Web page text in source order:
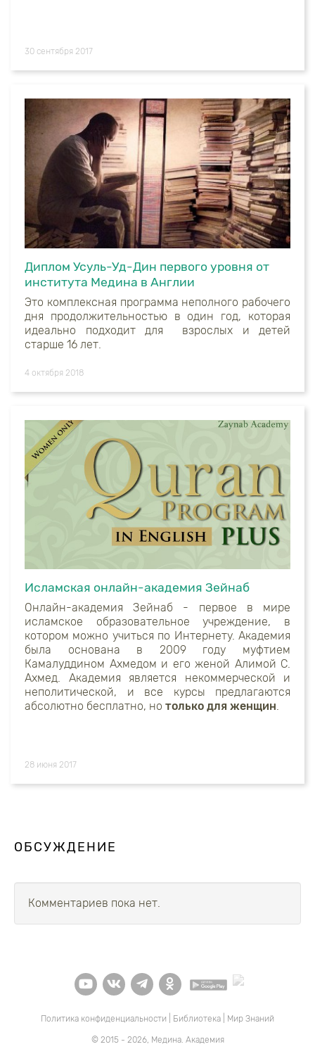
30 сентября 2017
Диплом Усуль-Уд-Дин первого уровня от
института Медина в Англии
Это комплексная программа неполного рабочего
дня продолжительностью в один год, которая
идеально подходит для
взрослых и детей
старше 16 лет.
4 октября 2018
Исламская онлайн-академия Зейнаб
Онлайн-академия Зейнаб - первое в мире
исламское образовательное учреждение,
в
котором можно учиться по Интернету. Академия
была основана в 2009 году муфтием
Камалуддином Ахмедом и его женой Алимой С.
Ахмед. Академия является некоммерческой и
неполитической, и все курсы предлагаются
абсолютно бесплатно, но только для женщин.
28 июня 2017
ОБСУЖДЕНИЕ
Комментариев пока нет.
Политика конфиденциальности Библиотека Мир Знаний
© 2015 - 2026, Медина. Академия